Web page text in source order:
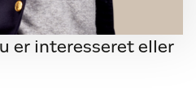
er interesseret eller